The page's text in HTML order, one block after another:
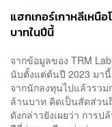
แฮกเกอร์เกาหลีเหนื
บาทในปีนี้
จากข้อมูลของ TRM
นับตั้งแต่ต้นปี 2023 มานี้
จากนักลงทุนไปแล้วรว
ล้านบาท คิดเป็นสัดส่ว
ดังกล่าวยังเผยว่า การป